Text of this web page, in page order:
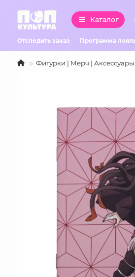
Каталог
Отследить заказ Программа
Фигурки | Мерч | Аксессуары